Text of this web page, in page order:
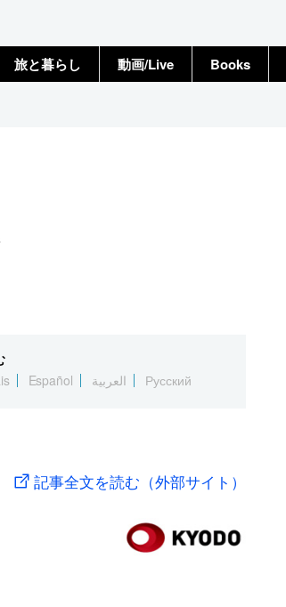
旅と暮らし 動画/Live Books
Español العربية Русский
記事全文を読む（外部サイト）